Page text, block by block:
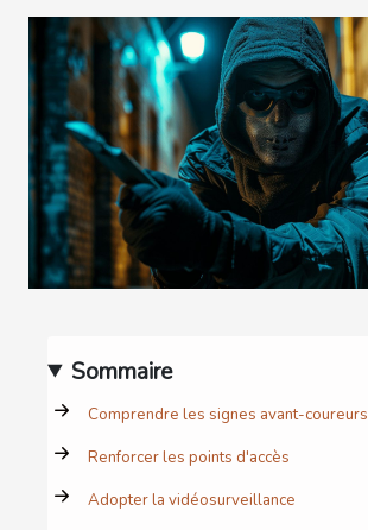
Sommaire
Comprendre les signes avant-coureurs
Renforcer les points d'accès
Adopter la vidéosurveillance